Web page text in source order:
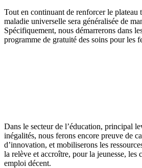
Tout en continuant de renforcer le plateau
maladie universelle sera généralisée de
Spécifiquement, nous démarrerons dans
programme de gratuité des soins pour les
Dans le secteur de l’éducation, principal
inégalités, nous ferons encore preuve de
d’innovation, et mobiliserons les
la relève et accroître, pour la jeunesse, les
emploi décent.